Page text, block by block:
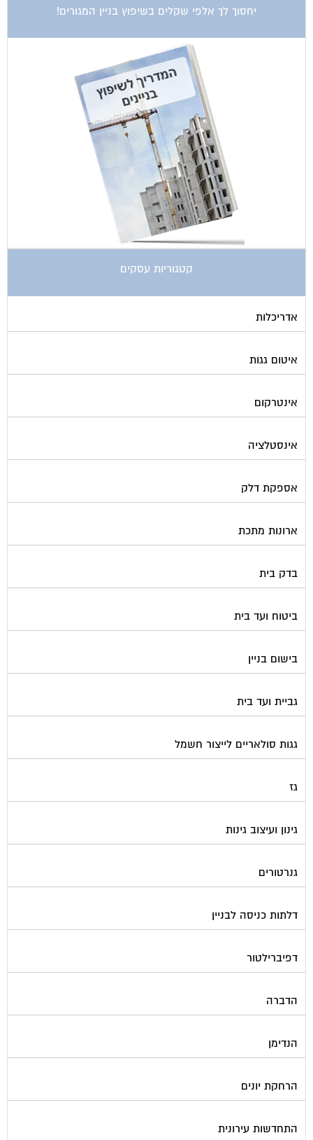
יחסוך לך אלפי שקלים בשיפוץ בניין המגורים!
קטגוריות עסקים
אדריכלות
איטום גגות
אינטרקום
אינסטלציה
אספקת דלק
ארונות מתכת
בדק בית
ביטוח ועד בית
בישום בניין
גביית ועד בית
גגות סולאריים לייצור חשמל
גז
גינון ועיצוב גינות
גנרטורים
דלתות כניסה לבניין
דפיברילטור
הדברה
הנדימן
הרחקת יונים
התחדשות עירונית